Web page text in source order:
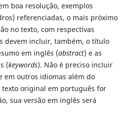
boa resolução, exemplos
referenciadas, o mais próximo
no texto, com respectivas
devem incluir, também, o título
em inglês (abstract) e as
(keywords). Não é preciso incluir
em outros idiomas além do
texto original em português for
sua versão em inglês será